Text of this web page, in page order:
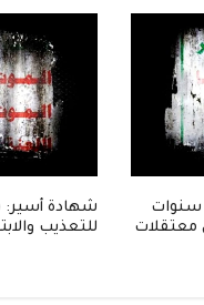
شهادة مؤثرة: جندي يروي 3 سنوات
معتقلات
شهادة
للتعذيب